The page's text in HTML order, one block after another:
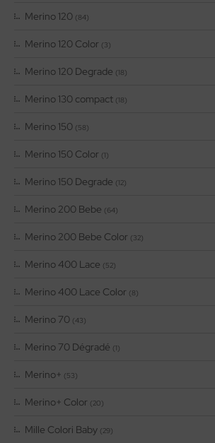
Merino 120 (84)
Merino 120 Color (3)
Merino 120 Degrade (18)
Merino 130 compact (18)
Merino 150 (58)
Merino 150 Color (1)
Merino 150 Degrade (12)
Merino 200 Bebe (64)
Merino 200 Bebe Color (32)
Merino 400 Lace (52)
Merino 400 Lace Color (8)
Merino 70 (43)
Merino 70 Dégradé (1)
Merino+ (53)
Merino+ Color (20)
Mille Colori Baby (29)